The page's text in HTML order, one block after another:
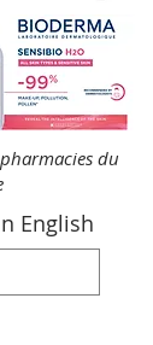
du
English